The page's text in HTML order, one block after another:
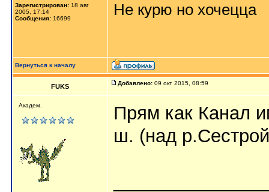
Зарегистрирован: 18 авг
2005, 17:14
Сообщения: 16699 Не курю но хочецца
Вернуться к началу
FUKS Добавлено: 09 окт 2015, 08:59
Академ.
Прям как Канал
ш. (над